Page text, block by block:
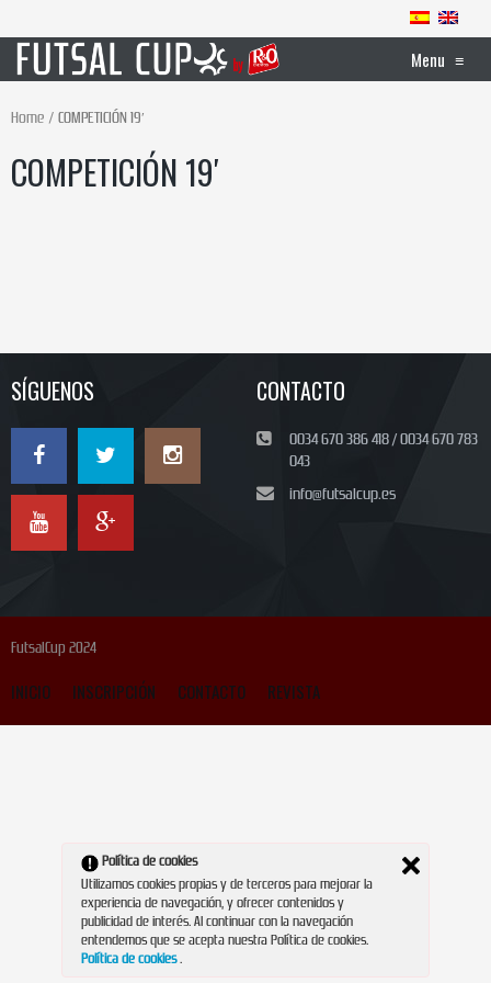
Menu ≡
Home COMPETICIÓN 19′
COMPETICIÓN 19′
SÍGUENOS CONTACTO
0034 670 386 418 / 0034 670 783
043
info@futsalcup.es
FutsalCup 2024
INICIO INSCRIPCIÓN CONTACTO REVISTA
Política de cookies
Utilizamos cookies propias y de terceros para mejorar la
experiencia de navegación, y ofrecer contenidos y
publicidad de interés. Al continuar con la navegación
entendemos que se acepta nuestra Política de cookies.
Política de cookies.